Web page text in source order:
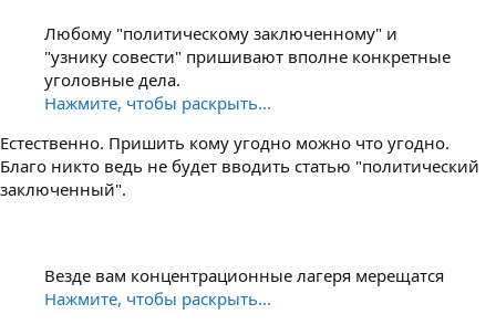
Любому "политическому заключенному" и
"узнику совести" пришивают вполне конкретные
уголовные дела.
Нажмите, чтобы раскрыть...
Естественно. Пришить кому угодно можно что угодно.
Благо никто ведь не будет вводить статью "политический
заключенный".
Везде вам концентрационные лагеря мерещатся
Нажмите, чтобы раскрыть...